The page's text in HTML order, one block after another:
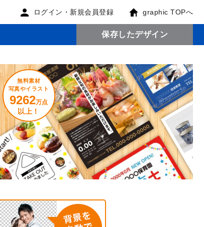
ログイン・新規会員登録 graphic TOPへ
保存したデザイン
無料素材
写真やイラスト
9262万点
以上！